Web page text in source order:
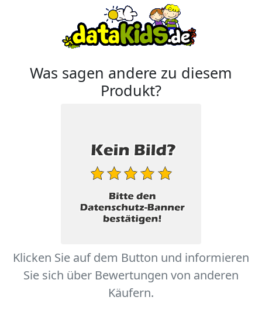
Was sagen andere zu diesem
Produkt?
Klicken Sie auf dem Button und informieren
Sie sich über Bewertungen von anderen
Käufern.